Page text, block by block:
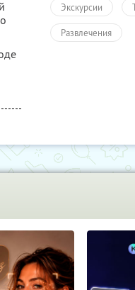
Экскурсии
Развлечения